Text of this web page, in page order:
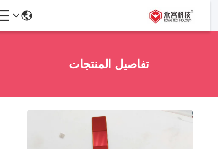
تفاصيل المنتجات